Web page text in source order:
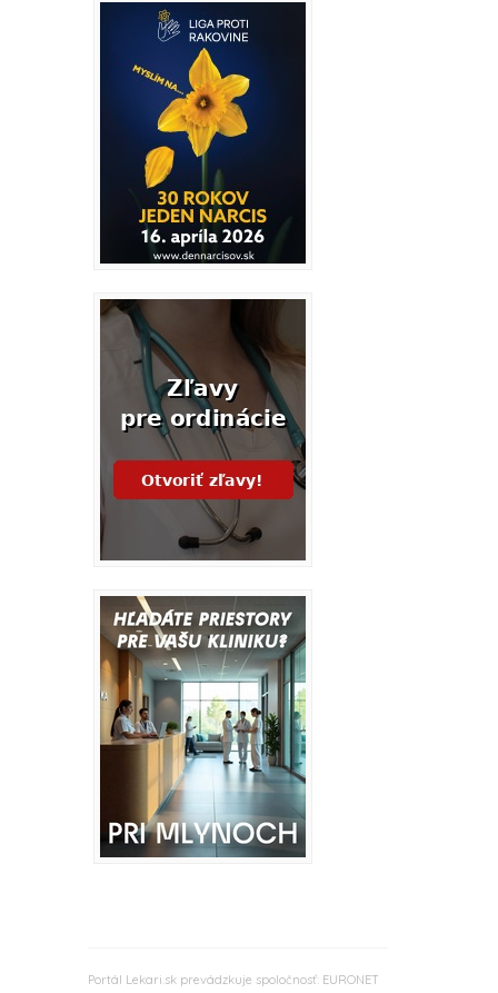
Portál Lekari.sk prevádzkuje spoločnosť: EURONET